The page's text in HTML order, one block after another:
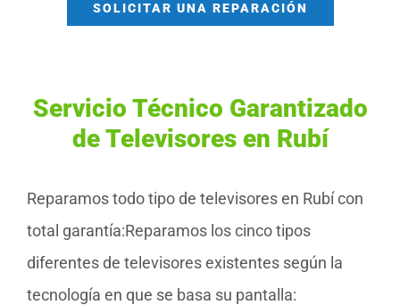
SOLICITAR UNA REPARACIÓN
Servicio Técnico Garantizado
de Televisores en Rubí
Reparamos todo tipo de televisores en Rubí con
total garantía:Reparamos los cinco tipos
diferentes de televisores existentes según la
tecnología en que se basa su pantalla: